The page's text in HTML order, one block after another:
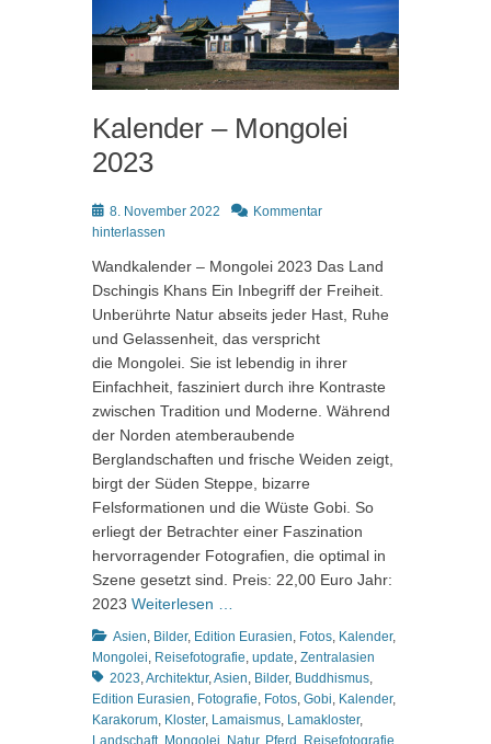
Kalender – Mongolei
2023
Posted
on
8. November 2022
Kommentar
hinterlassen
Wandkalender – Mongolei 2023 Das Land
Dschingis Khans Ein Inbegriff der Freiheit.
Unberührte Natur abseits jeder Hast, Ruhe
und Gelassenheit, das verspricht
die Mongolei. Sie ist lebendig in ihrer
Einfachheit, fasziniert durch ihre Kontraste
zwischen Tradition und Moderne. Während
der Norden atemberaubende
Berglandschaften und frische Weiden zeigt,
birgt der Süden Steppe, bizarre
Felsformationen und die Wüste Gobi. So
erliegt der Betrachter einer Faszination
hervorragender Fotografien, die optimal in
Szene gesetzt sind. Preis: 22,00 Euro Jahr:
2023 Weiterlesen …
Kategorien
Asien, Bilder, Edition Eurasien, Fotos, Kalender,
Mongolei, Reisefotografie, update, Zentralasien
2023,Architektur,Asien, Bilder, Buddhismus,
Edition Eurasien, Fotografie, Fotos, Gobi, Kalender,
Karakorum, Kloster, Lamaismus, Lamakloster,